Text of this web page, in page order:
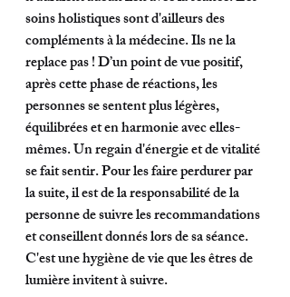
soins holistiques sont d'ailleurs des
compléments à la médecine. Ils ne la
replace pas ! D’un point de vue positif,
après cette phase de réactions, les
personnes se sentent plus légères,
équilibrées et en harmonie avec elles-
mêmes. Un regain d'énergie et de vitalité
se fait sentir. Pour les faire perdurer par
la suite, il est de la responsabilité de la
personne de suivre les recommandations
et conseillent donnés lors de sa séance.
C'est une hygiène de vie que les êtres de
lumière invitent à suivre.